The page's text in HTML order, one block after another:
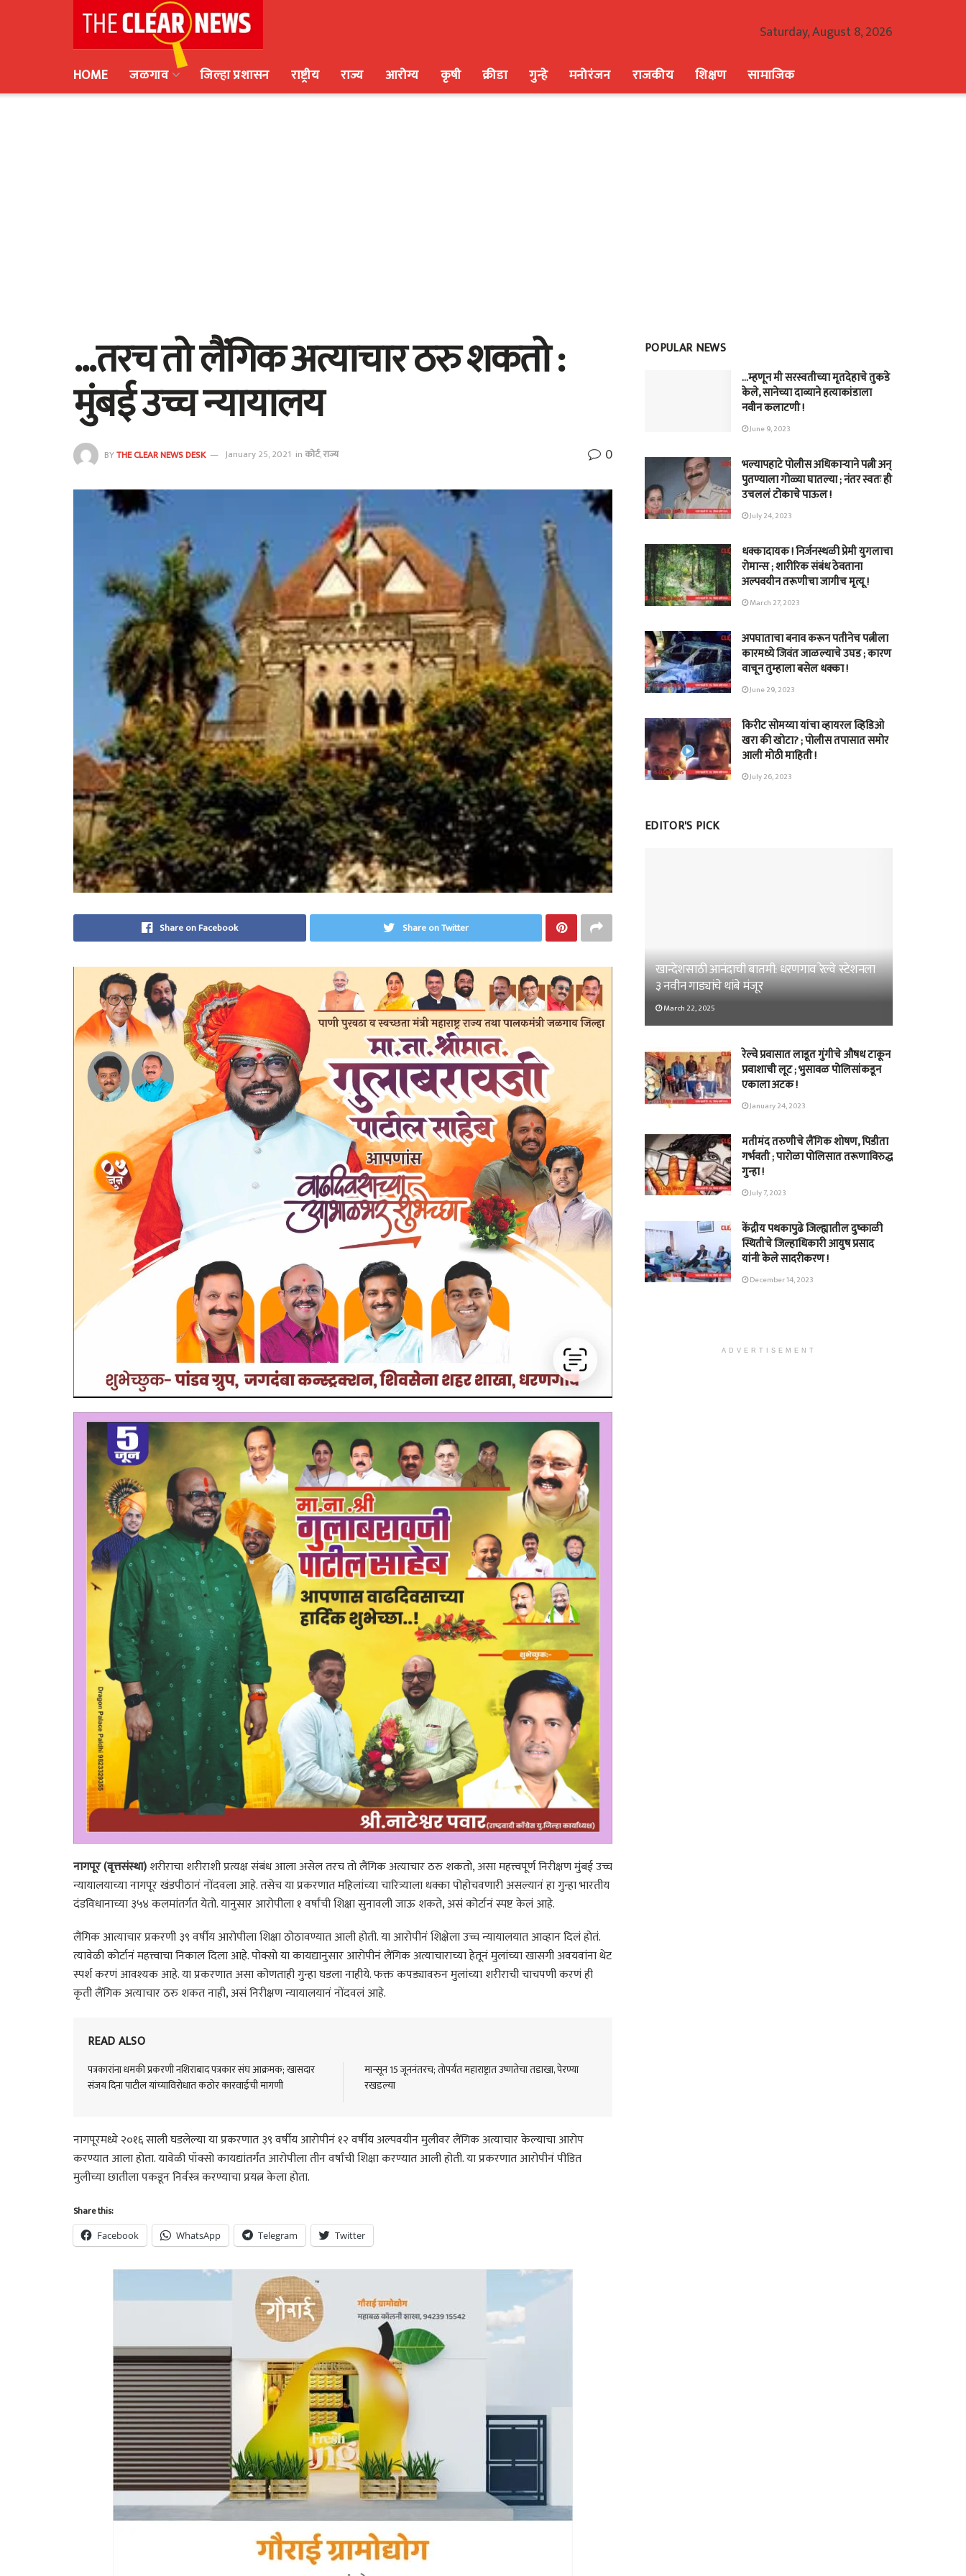
Saturday, August 8, 2026
HOME
जळगाव जिल्हा प्रशासन राष्ट्रीय राज्य आरोग्य कृषी क्रीडा गुन्हे मनोरंजन राजकीय शिक्षण सामाजिक
…तरच तो लैंगिक अत्याचार ठरु शकतो :
मुंबई उच्च न्यायालय
BYTHE CLEAR NEWS DESK January 25, 2021 inकोर्ट,राज्य 0
Share on Facebook Share on Twitter
नागपूर (वृत्तसंस्था)शरीराचा शरीराशी प्रत्यक्ष संबंध आला असेल तरच तो लैंगिक अत्याचार ठरु शकतो, असा महत्त्वपूर्ण निरीक्षण मुंबई उच्च
न्यायालयाच्या नागपूर खंडपीठानं नोंदवला आहे. तसेच या प्रकरणात महिलांच्या चारित्र्याला धक्का पोहोचवणारी असल्यानं हा गुन्हा भारतीय
दंडविधानाच्या ३५४ कलमांतर्गत येतो. यानुसार आरोपीला १ वर्षांची शिक्षा सुनावली जाऊ शकते, असं कोर्टानं स्पष्ट केलं आहे.
लैंगिक आत्याचार प्रकरणी ३९ वर्षीय आरोपीला शिक्षा ठोठावण्यात आली होती. या आरोपीनं शिक्षेला उच्च न्यायालयात आव्हान दिलं होतं.
त्यावेळी कोर्टानं महत्त्वाचा निकाल दिला आहे. पोक्सो या कायद्यानुसार आरोपीनं लैंगिक अत्याचाराच्या हेतूनं मुलांच्या खासगी अवयवांना थेट
स्पर्श करणं आवश्यक आहे. या प्रकरणात असा कोणताही गुन्हा घडला नाहीये. फक्त कपड्यावरुन मुलांच्या शरीराची चाचपणी करणं ही
कृती लैंगिक अत्याचार ठरु शकत नाही, असं निरीक्षण न्यायालयानं नोंदवलं आहे.
READ ALSO
पत्रकारांना धमकी प्रकरणी नशिराबाद पत्रकार संघ आक्रमक; खासदार
संजय दिना पाटील यांच्याविरोधात कठोर कारवाईची मागणी
मान्सून 15 जूननंतरच; तोपर्यंत महाराष्ट्रात उष्णतेचा तडाखा, पेरण्या
रखडल्या
नागपूरमध्ये २०१६ साली घडलेल्या या प्रकरणात ३९ वर्षीय आरोपीनं १२ वर्षीय अल्पवयीन मुलीवर लैंगिक अत्याचार केल्याचा आरोप
करण्यात आला होता. यावेळी पॉक्सो कायद्यांतर्गंत आरोपीला तीन वर्षांची शिक्षा करण्यात आली होती. या प्रकरणात आरोपीनं पीडित
मुलीच्या छातीला पकडून निर्वस्त्र करण्याचा प्रयत्न केला होता.
Share this:
Facebook WhatsApp Telegram Twitter
POPULAR NEWS
…म्हणून मी सरस्वतीच्या मृतदेहाचे तुकडे
केले, सानेच्या दाव्याने हत्याकांडाला
नवीन कलाटणी !
June 9, 2023
भल्यापहाटे पोलीस अधिकाऱ्याने पत्नी अन्
पुतण्याला गोळ्या घातल्या ; नंतर स्वतः ही
उचललं टोकाचे पाऊल !
July 24, 2023
धक्कादायक ! निर्जनस्थळी प्रेमी युगलाचा
रोमान्स ; शारीरिक संबंध ठेवताना
अल्पवयीन तरूणीचा जागीच मृत्यू !
March 27, 2023
अपघाताचा बनाव करून पतीनेच‎ पत्नीला
कारमध्ये जिवंत जाळल्याचे उघड ; कारण
वाचून तुम्हाला बसेल धक्का !
June 29, 2023
किरीट सोमय्या यांचा व्हायरल व्हिडिओ
खरा की खोटा? ; पोलीस तपासात समोर
आली मोठी माहिती !
July 26, 2023
EDITOR'S PICK
खान्देशसाठी आनंदाची बातमी: धरणगाव रेल्वे स्टेशनला
३ नवीन गाड्यांचे थांबे मंजूर
March 22, 2025
रेल्वे प्रवासात लाडूत गुंगीचे औषध टाकून
प्रवाशाची लूट ; भुसावळ पोलिसांकडून
एकाला अटक !
January 24, 2023
मतीमंद तरुणीचे लैंगिक शोषण, पिडीता
गर्भवती ; पारोळा पोलिसात तरूणाविरुद्ध
गुन्हा !
July 7, 2023
केंद्रीय पथकापुढे जिल्ह्यातील दुष्काळी
स्थितीचे जिल्हाधिकारी आयुष प्रसाद
यांनी केले सादरीकरण !
December 14, 2023
ADVERTISEMENT